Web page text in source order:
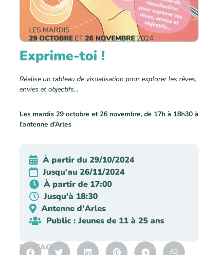
Exprime-toi !
Réalise un tableau de visualisation pour explorer les rêves,
envies et objectifs…
Les mardis 29 octobre et 26 novembre, de 17h à 18h30 à
l’antenne d’Arles
À partir du 29/10/2024
Jusqu'au 26/11/2024
À partir de 17:00
Jusqu'à 18:30
Antenne d'Arles
Public : Jeunes de 11 à 25 ans
PARTAGER